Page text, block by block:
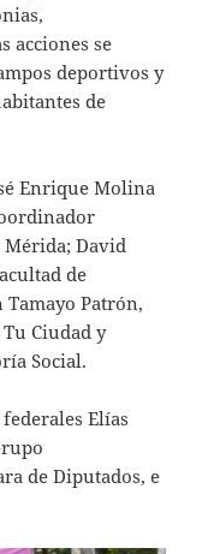
acciones se
deportivos y
de
Enrique Molina
Mérida; David
de
Patrón,
Ciudad y
Social.
Elías
de Diputados, e